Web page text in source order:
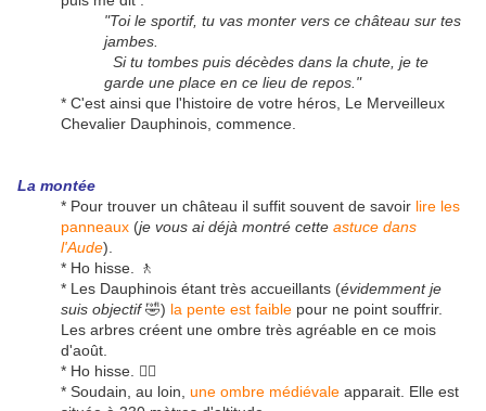
"Toi le sportif, tu vas monter vers ce château sur tes
jambes.
Si tu tombes puis décèdes dans la chute, je te
garde une place en ce lieu de repos."
* C'est ainsi que l'histoire de votre héros, Le Merveilleux
Chevalier Dauphinois, commence.
La montée
* Pour trouver un château il suffit souvent de savoir lire les
panneaux (je vous ai déjà montré cette astuce dans
l'Aude).
* Ho hisse. 🚶
* Les Dauphinois étant très accueillants (évidemment je
suis objectif🤣) la pente est faible pour ne point souffrir.
Les arbres créent une ombre très agréable en ce mois
d'août.
* Ho hisse. 🚶‍♂️
* Soudain, au loin, une ombre médiévale apparait. Elle est